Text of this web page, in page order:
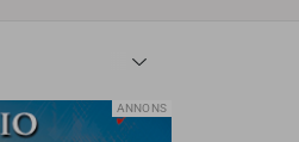
18 JUN
ANNONS